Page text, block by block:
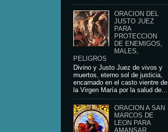
ORACION DEL
JUSTO JUEZ
PARA
PROTECCION
DE ENEMIGOS,
MALES,
PELIGROS
Divino y Justo Juez de vivos y
muertos, eterno sol de justicia,
encarnado en el casto vientre de
la Virgen María por la salud de...
ORACION A SAN
MARCOS DE
LEON PARA